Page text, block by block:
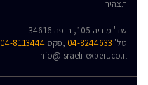
תצהיר
שד' מוריה 105, חיפה 34616
טל' 04-8244633 ,פקס 04-8113444
info@israeli-expert.co.il